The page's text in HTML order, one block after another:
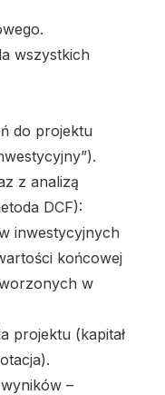
wszystkich
do projektu
z analizą
DCF):
inwestycyjnych
końcowej
w
projektu (kapitał
–